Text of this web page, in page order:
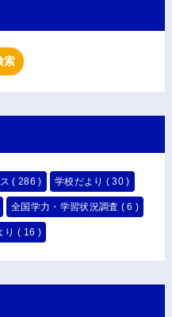
ス( 286 ) 学校だより ( 30 )
全国学力・学習状況調査 ( 6 )
り( 16 )